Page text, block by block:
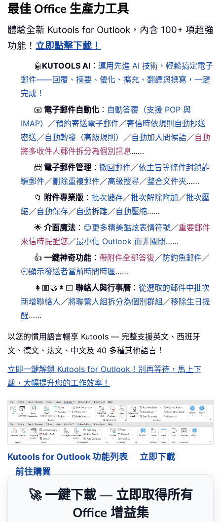
最佳 Office 生產力工具
體驗全新 Kutools for Outlook，內含 100+ 項超強
功能！ 立即點擊下載！
🤖 KUTOOLS AI ：運用先進 AI 技術，輕鬆搞定電子
郵件——回覆、摘要、優化、擴充、翻譯與撰寫，一鍵
完成！
📧 電子郵件自動化 ： 自動答覆（支援 POP 與
IMAP）
／預約寄送電子郵件／寄信時依規則自動抄送
密送 ／自動轉發（高級規則） ／自動加入問候語／自動
將多收件人郵件拆分為個別訊息……
📨 電子郵件管理 ：撤回郵件／依主旨等條件封鎖詐
騙郵件／刪除重複郵件／高級搜尋／整合文件夾……
📁 附件專業版 ：批次儲存／批次解除附加 ／批次壓
縮／自動保存／自動拆離／自動壓縮……
🌟 介面魔法 ： 😊更多精美酷炫表情符號／重要郵件
來信時提醒您 ／最小化 Outlook 而非關閉……
👍 一鍵神奇功能 ： 帶附件全部答復 ／防釣魚郵件／
🕘顯示發送者當前時間時區……
👩🏼‍🤝‍👩🏻 聯絡人與行事曆 ：從選取的郵件中批次
新增聯絡人 ／將聯繫人組拆分為個別群組 ／移除生日提
醒……
以您的慣用語言暢享 Kutools — 完整支援英文、西班牙
文、德文、法文、中文及 40 多種其他語言！
立即一鍵解鎖 Kutools for Outlook！別再等待，馬上下
載，大幅提升您的工作效率！
Kutools for Outlook 功能列表
立即下載
前往購買
🚀 一鍵下載 — 立即取得所有
Office 增益集